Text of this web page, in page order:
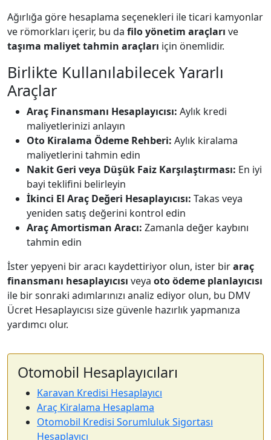
Ağırlığa göre hesaplama seçenekleri ile ticari kamyonlar
ve römorkları içerir, bu da filo yönetim araçları ve
taşıma maliyet tahmin araçları için önemlidir.
Birlikte Kullanılabilecek Yararlı
Araçlar
Araç Finansmanı Hesaplayıcısı: Aylık kredi
maliyetlerinizi anlayın
Oto Kiralama Ödeme Rehberi: Aylık kiralama
maliyetlerini tahmin edin
Nakit Geri veya Düşük Faiz Karşılaştırması: En iyi
bayi teklifini belirleyin
İkinci El Araç Değeri Hesaplayıcısı: Takas veya
yeniden satış değerini kontrol edin
Araç Amortisman Aracı: Zamanla değer kaybını
tahmin edin
İster yepyeni bir aracı kaydettiriyor olun, ister biraraç
finansmanı hesaplayıcısı veya oto ödeme planlayıcısı
ile bir sonraki adımlarınızı analiz ediyor olun, bu DMV
Ücret Hesaplayıcısı size güvenle hazırlık yapmanıza
yardımcı olur.
Otomobil Hesaplayıcıları
Karavan Kredisi Hesaplayıcı
Araç Kiralama Hesaplama
Otomobil Kredisi Sorumluluk Sigortası
Hesaplayıcı